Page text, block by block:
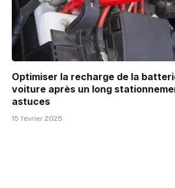
Optimiser la recharge de la
voiture après un long
astuces
15 février 2025